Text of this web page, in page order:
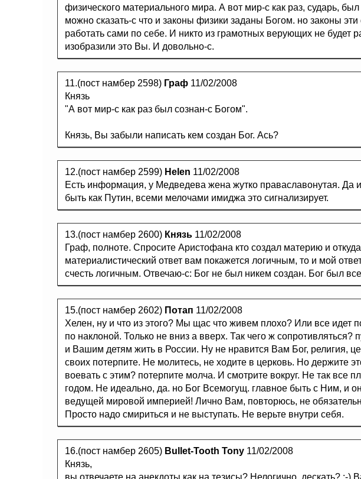
физического материального мира. А вот мир-с как раз, сударь,
можно сказать-с что и законы физики заданы Богом. но законы эти
работать сами по себе. И никто из грамотных верующих не будет
изобразили это Вы. И довольно-с.
11.(пост намбер 2598) Граф 11/02/2008
Князь
"А вот мир-с как раз был сознан-с Богом".
Князь, Вы забыли написать кем создан Бог. Ась?
12.(пост намбер 2599) Helen 11/02/2008
Есть информация, у Медведева жена жутко праваславонутая. Да
быть как Путин, всеми мелочами имиджа это сигнализирует.
13.(пост намбер 2600) Князь 11/02/2008
Граф, полноте. Спросите Аристофана кто создал материю и
материалистический ответ вам покажется логичным, то и мой
счесть логичным. Отвечаю-с: Бог не был никем создан. Бог был
15.(пост намбер 2602) Потап 11/02/2008
Хелен, ну и что из этого? Мы щас что живем плохо? Или все идет
по наклоной. Только не вниз а вверх. Так чего ж сопротивляться?
и Вашим детям жить в России. Ну не нравится Вам Бог, религия,
своих потерпите. Не молитесь, не ходите в церковь. Но держите
воевать с этим? потерпите молча. И смотрите вокруг. Не так все
годом. Не идеально, да. но Бог Всемогущ. главное быть с Ним, и он
ведущей мировой империей! Лично Вам, повторюсь, не
Просто надо смириться и не выступать. Не верьте внутри себя.
16.(пост намбер 2605) Bullet-Tooth Tony 11/02/2008
Князь,
вы отвечаете на анекдоты как на тезисы? Нелогично, дескать? :-)